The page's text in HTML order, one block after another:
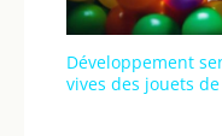
Développement
vives des jouets